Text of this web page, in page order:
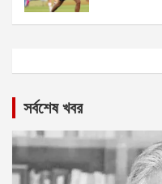
সর্বশেষ খবর